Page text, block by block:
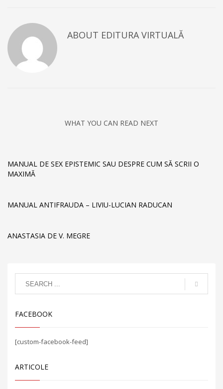
ABOUT EDITURA VIRTUALĂ
WHAT YOU CAN READ NEXT
MANUAL DE SEX EPISTEMIC SAU DESPRE CUM SĂ SCRII O
MAXIMĂ
MANUAL ANTIFRAUDA – LIVIU-LUCIAN RADUCAN
ANASTASIA DE V. MEGRE
FACEBOOK
[custom-facebook-feed]
ARTICOLE